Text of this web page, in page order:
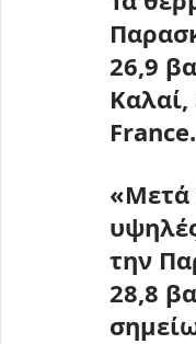
26,9
France.
«Μετά
την
28,8